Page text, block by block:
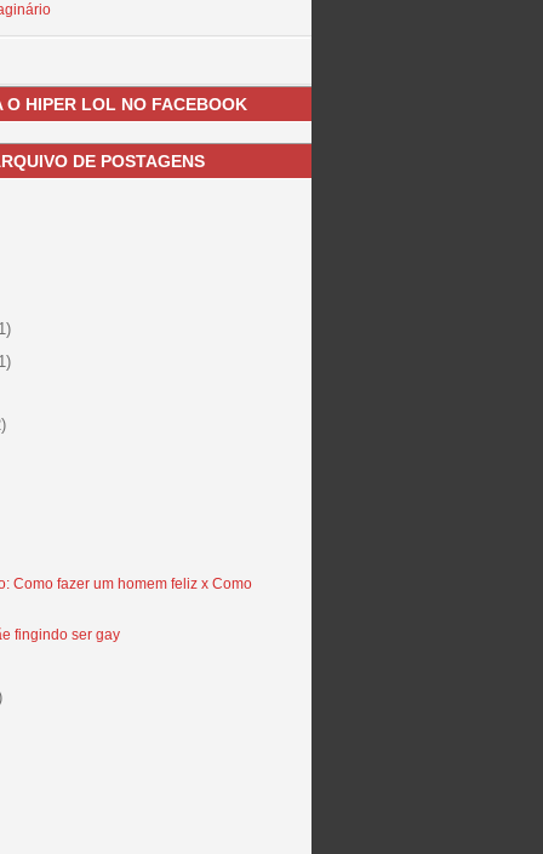
O HIPER LOL NO FACEBOOK
DE POSTAGENS
Como fazer um homem feliz x Como
fingindo ser gay